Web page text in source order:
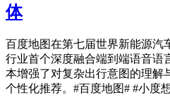
体
百度地图在第七届世界新能源汽
行业首个深度融合端到端语音语
本增强了对复杂出行意图的理解
个性化推荐。#百度地图# #小度